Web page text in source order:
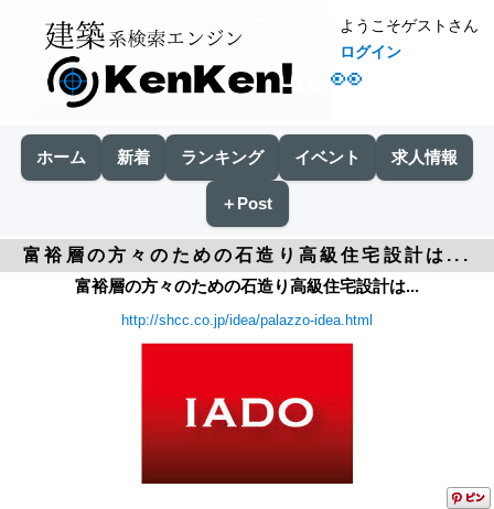
👀
ようこそゲストさん
ログイン
ホーム 新着 ランキング イベント 求人情報
＋Post
富裕層の方々のための石造り高級住宅設計は...
富裕層の方々のための石造り高級住宅設計は...
http://shcc.co.jp/idea/palazzo-idea.html